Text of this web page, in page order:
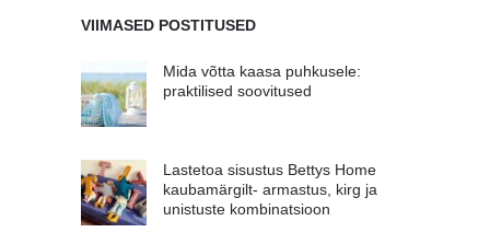
VIIMASED POSTITUSED
Mida võtta kaasa puhkusele:
praktilised soovitused
Lastetoa sisustus Bettys Home
kaubamärgilt- armastus, kirg ja
unistuste kombinatsioon